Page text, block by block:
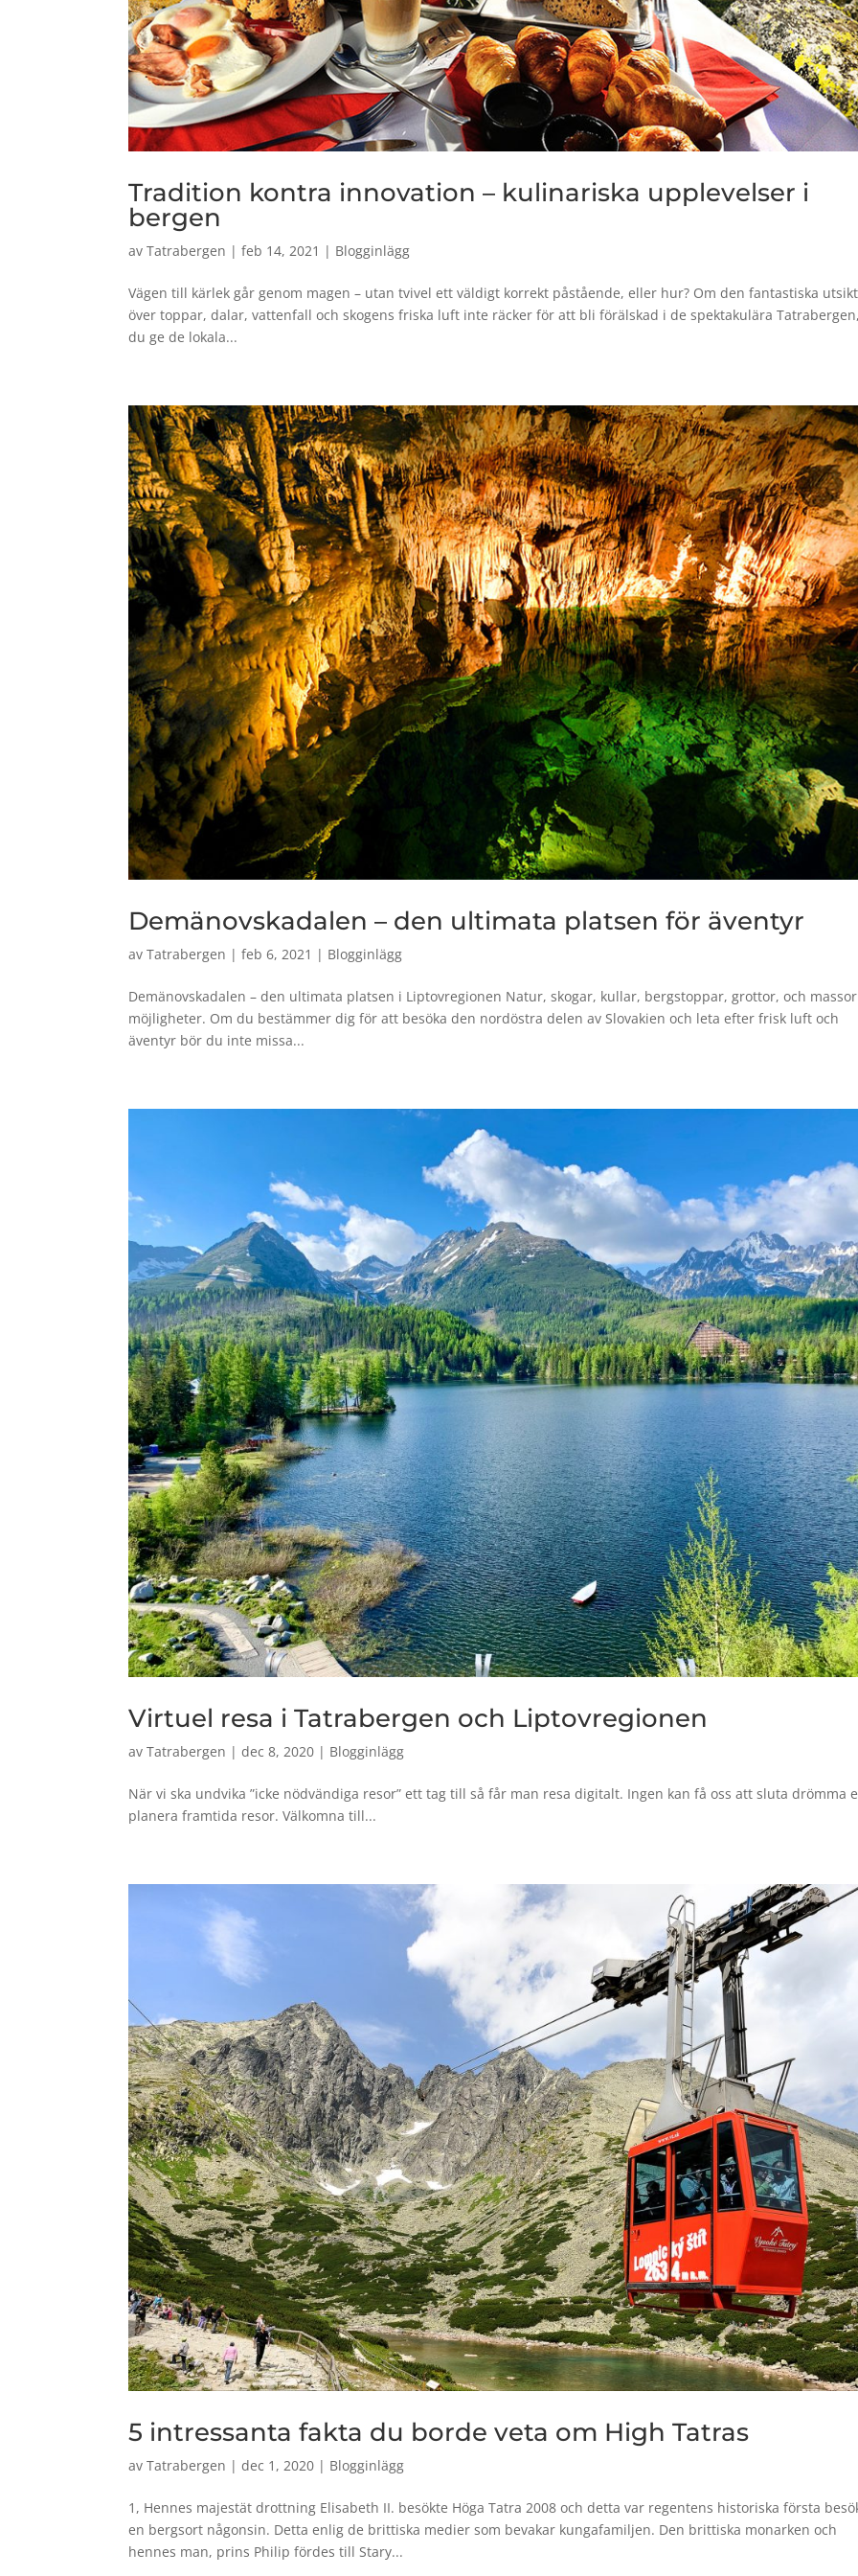
Tradition kontra innovation – kulinariska upplevelser i
bergen
avTatrabergen |feb 14, 2021 | Blogginlägg
Vägen till kärlek går genom magen – utan tvivel ett väldigt korrekt påstående, eller hur? Om den fantastiska
över toppar, dalar, vattenfall och skogens friska luft inte räcker för att bli förälskad i de spektakulära
du ge de lokala...
Demänovskadalen – den ultimata platsen för äventyr
avTatrabergen |feb 6, 2021 | Blogginlägg
Demänovskadalen – den ultimata platsen i Liptovregionen Natur, skogar, kullar, bergstoppar, grottor, och
möjligheter. Om du bestämmer dig för att besöka den nordöstra delen av Slovakien och leta efter frisk luft och
äventyr bör du inte missa...
Virtuel resa i Tatrabergen och Liptovregionen
avTatrabergen |dec 8, 2020 | Blogginlägg
När vi ska undvika ”icke nödvändiga resor” ett tag till så får man resa digitalt. Ingen kan få oss att sluta drömma
planera framtida resor. Välkomna till...
5 intressanta fakta du borde veta om High Tatras
avTatrabergen |dec 1, 2020 | Blogginlägg
1, Hennes majestät drottning Elisabeth II. besökte Höga Tatra 2008 och detta var regentens historiska första
en bergsort någonsin. Detta enlig de brittiska medier som bevakar kungafamiljen. Den brittiska monarken och
hennes man, prins Philip fördes till Stary...